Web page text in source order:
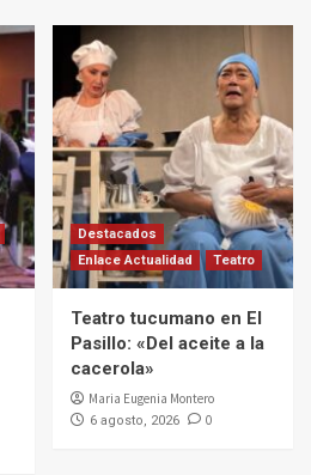
Destacados
Enlace Actualidad
Teatro
Teatro tucumano en El
Pasillo: «Del aceite a la
cacerola»
Maria Eugenia Montero
6 agosto, 2026 0